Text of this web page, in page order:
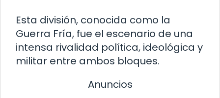
Esta división, conocida como la
Guerra Fría, fue el escenario de una
intensa rivalidad política, ideológica y
militar entre ambos bloques.
Anuncios